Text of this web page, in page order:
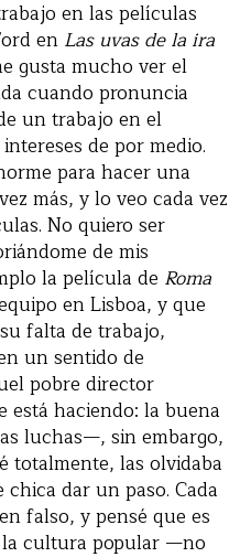
en las películas
en Las uvas de la ira
gusta mucho ver el
cuando pronuncia
un trabajo en el
de por medio.
para hacer una
más, y lo veo cada vez
No quiero ser
de mis
la película de Roma
en Lisboa, y que
falta de trabajo,
un sentido de
pobre director
está haciendo: la buena
luchas—, sin embargo,
totalmente, las olvidaba
dar un paso. Cada
falso, y pensé que es
cultura popular —no